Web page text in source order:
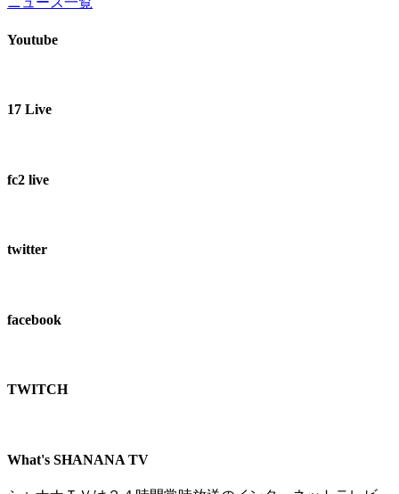
Youtube
17 Live
fc2 live
twitter
facebook
TWITCH​
What's SHANANA TV